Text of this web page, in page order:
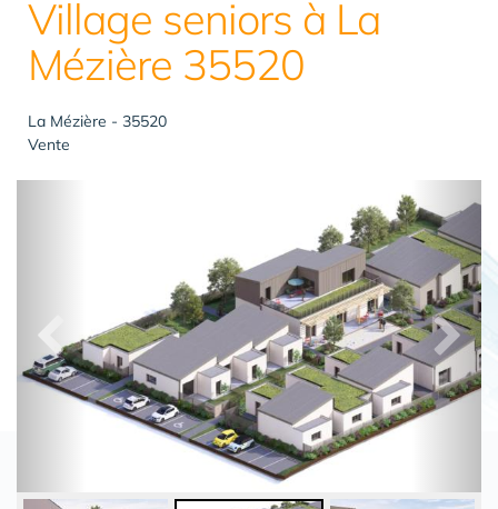
Village seniors à La
Mézière 35520
La Mézière - 35520
Vente